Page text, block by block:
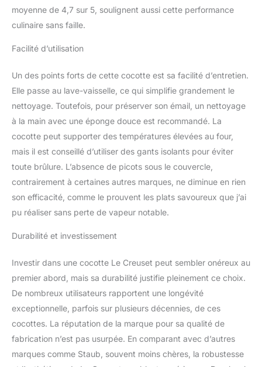
moyenne de 4,7 sur 5, soulignent aussi cette performance
culinaire sans faille.
Facilité d’utilisation
Un des points forts de cette cocotte est sa facilité d’entretien.
Elle passe au lave-vaisselle, ce qui simplifie grandement le
nettoyage. Toutefois, pour préserver son émail, un nettoyage
à la main avec une éponge douce est recommandé. La
cocotte peut supporter des températures élevées au four,
mais il est conseillé d’utiliser des gants isolants pour éviter
toute brûlure. L’absence de picots sous le couvercle,
contrairement à certaines autres marques, ne diminue en rien
son efficacité, comme le prouvent les plats savoureux que j’ai
pu réaliser sans perte de vapeur notable.
Durabilité et investissement
Investir dans une cocotte Le Creuset peut sembler onéreux au
premier abord, mais sa durabilité justifie pleinement ce choix.
De nombreux utilisateurs rapportent une longévité
exceptionnelle, parfois sur plusieurs décennies, de ces
cocottes. La réputation de la marque pour sa qualité de
fabrication n’est pas usurpée. En comparant avec d’autres
marques comme Staub, souvent moins chères, la robustesse